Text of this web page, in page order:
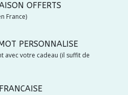
OFFERTS
France)
PERSONNALISE
avec votre cadeau (il suffit de